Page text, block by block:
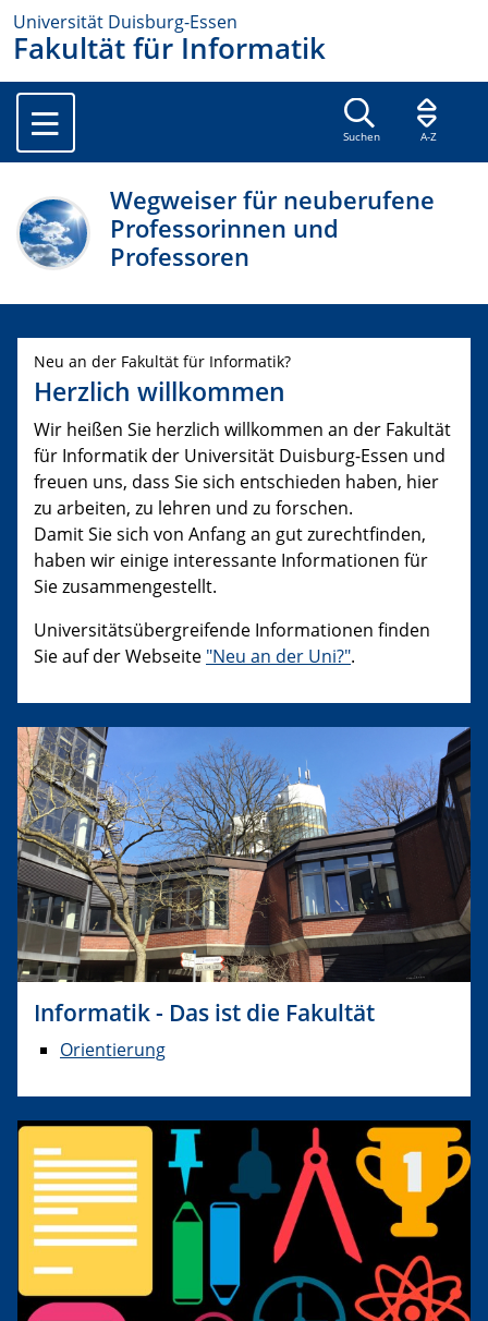
Universität Duisburg-Essen
Fakultät für Informatik
Suchen A-Z
Wegweiser für neuberufene
Professorinnen und
Professoren
Neu an der Fakultät für Informatik?
Herzlich willkommen
Wir heißen Sie herzlich willkommen an der Fakultät
für Informatik der Universität Duisburg-Essen und
freuen uns, dass Sie sich entschieden haben, hier
zu arbeiten, zu lehren und zu forschen.
Damit Sie sich von Anfang an gut zurechtfinden,
haben wir einige interessante Informationen für
Sie zusammengestellt.
Universitätsübergreifende Informationen finden
Sie auf der Webseite "Neu an der Uni?".
Informatik - Das ist die Fakultät
Orientierung